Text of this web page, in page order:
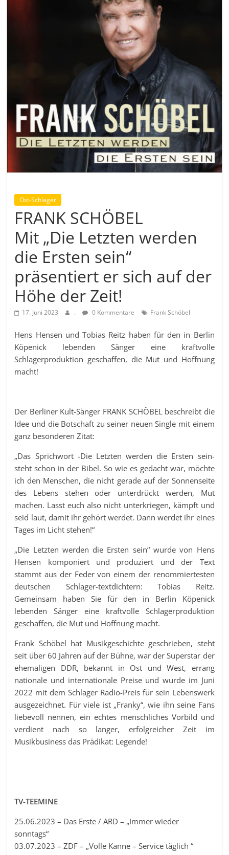
Ost-Schlager
FRANK SCHÖBEL
Mit „Die Letzten werden
die Ersten sein“
präsentiert er sich auf der
Höhe der Zeit!
17. Juni 2023 . 0 Kommentare Frank Schöbel
Hens Hensen und Tobias Reitz haben für den in Berlin
Köpenick lebenden Sänger eine kraftvolle
Schlagerproduktion geschaffen, die Mut und Hoffnung
macht!
Der Berliner Kult-Sänger FRANK SCHÖBEL beschreibt die
Idee und die Botschaft zu seiner neuen Single mit einem
ganz besonderen Zitat:
„Das Sprichwort -Die Letzten werden die Ersten sein-
steht schon in der Bibel. So wie es gedacht war, möchte
ich den Menschen, die nicht gerade auf der Sonnenseite
des Lebens stehen oder unterdrückt werden, Mut
machen. Lasst euch also nicht unterkriegen, kämpft und
seid laut, damit ihr gehört werdet. Dann werdet ihr eines
Tages im Licht stehen!“
„Die Letzten werden die Ersten sein“ wurde von Hens
Hensen komponiert und produziert und der Text
stammt aus der Feder von einem der renommiertesten
deutschen Schlager-textdichtern: Tobias Reitz.
Gemeinsam haben Sie für den in Berlin Köpenick
lebenden Sänger eine kraftvolle Schlagerproduktion
geschaffen, die Mut und Hoffnung macht.
Frank Schöbel hat Musikgeschichte geschrieben, steht
seit über 60 Jahren auf der Bühne, war der Superstar der
ehemaligen DDR, bekannt in Ost und West, errang
nationale und internationale Preise und wurde im Juni
2022 mit dem Schlager Radio-Preis für sein Lebenswerk
ausgezeichnet. Für viele ist „Franky“, wie ihn seine Fans
liebevoll nennen, ein echtes menschliches Vorbild und
verdient nach so langer, erfolgreicher Zeit im
Musikbusiness das Prädikat: Legende!
TV-TEEMINE
25.06.2023 – Das Erste / ARD – „Immer wieder
sonntags“
03.07.2023 – ZDF – „Volle Kanne – Service täglich “